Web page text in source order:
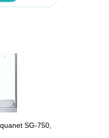
SG-750,